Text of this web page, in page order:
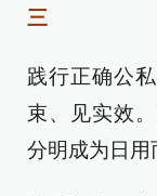
三
践行正确公
束、见实效
分明成为日用